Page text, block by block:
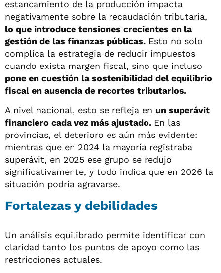
estancamiento de la producción impacta
negativamente sobre la recaudación tributaria,
lo que introduce tensiones crecientes en la
gestión de las finanzas públicas. Esto no solo
complica la estrategia de reducir impuestos
cuando exista margen fiscal, sino que incluso
pone en cuestión la sostenibilidad del equilibrio
fiscal en ausencia de recortes tributarios.
A nivel nacional, esto se refleja en un superávit
financiero cada vez más ajustado. En las
provincias, el deterioro es aún más evidente:
mientras que en 2024 la mayoría registraba
superávit, en 2025 ese grupo se redujo
significativamente, y todo indica que en 2026 la
situación podría agravarse.
Fortalezas y debilidades
Un análisis equilibrado permite identificar con
claridad tanto los puntos de apoyo como las
restricciones actuales.